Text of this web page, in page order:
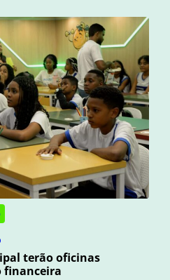
terão oficinas
financeira